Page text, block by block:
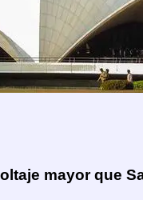
mayor que